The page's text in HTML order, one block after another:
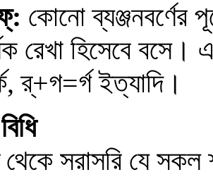
কোনো ব্যঞ্জনবর্ণের
রেখা হিসেবে
র্+গ=র্গ ইত্যাদি।
সরাসরি যে সকল